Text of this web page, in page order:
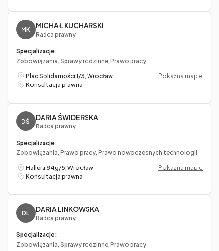
MK MICHAŁ KUCHARSKI
Radca prawny
Specjalizacje:
Zobowiązania, Sprawy rodzinne, Prawo pracy
Plac Solidarności 1/3, Wrocław
Pokaż na mapie
Konsultacja prawna
DŚ DARIA ŚWIDERSKA
Radca prawny
Specjalizacje:
Zobowiązania, Prawo pracy, Prawo nowoczesnych technologii
Hallera 84g/5, Wrocław
Pokaż na mapie
Konsultacja prawna
DL DARIA LINKOWSKA
Radca prawny
Specjalizacje:
Zobowiązania, Sprawy rodzinne, Prawo pracy